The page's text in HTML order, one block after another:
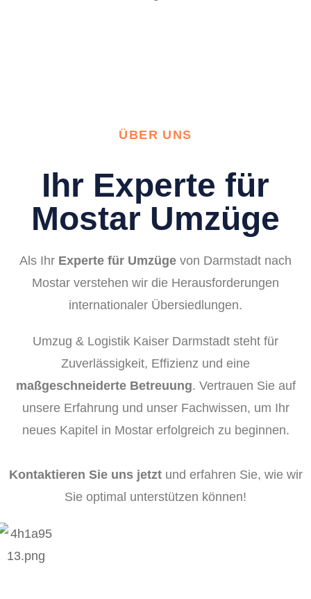
ÜBER UNS
Ihr Experte für
Mostar Umzüge
Als Ihr Experte für Umzüge von Darmstadt nach
Mostar verstehen wir die Herausforderungen
internationaler Übersiedlungen.
Umzug & Logistik Kaiser Darmstadt steht für
Zuverlässigkeit, Effizienz und eine
maßgeschneiderte Betreuung. Vertrauen Sie auf
unsere Erfahrung und unser Fachwissen, um Ihr
neues Kapitel in Mostar erfolgreich zu beginnen.
Kontaktieren Sie uns jetztund erfahren Sie, wie wir
Sie optimal unterstützen können!